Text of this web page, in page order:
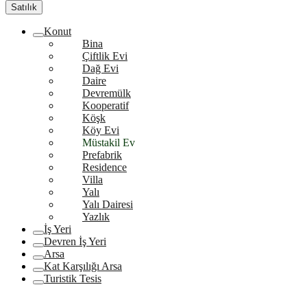
Satılık
Konut
Bina
Çiftlik Evi
Dağ Evi
Daire
Devremülk
Kooperatif
Köşk
Köy Evi
Müstakil Ev
Prefabrik
Residence
Villa
Yalı
Yalı Dairesi
Yazlık
İş Yeri
Devren İş Yeri
Arsa
Kat Karşılığı Arsa
Turistik Tesis